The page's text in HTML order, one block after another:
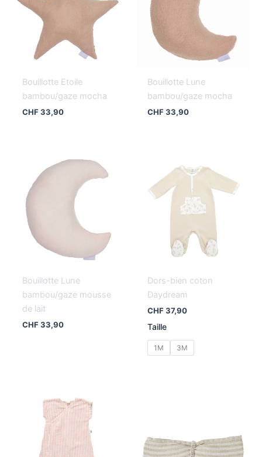
Bouillotte Etoile
bambou/gaze mocha
CHF33,90
Bouillotte Lune
bambou/gaze mocha
CHF33,90
Bouillotte Lune
bambou/gaze mousse
de lait
CHF33,90
Dors-bien coton
Daydream
CHF37,90
Taille
1M 3M